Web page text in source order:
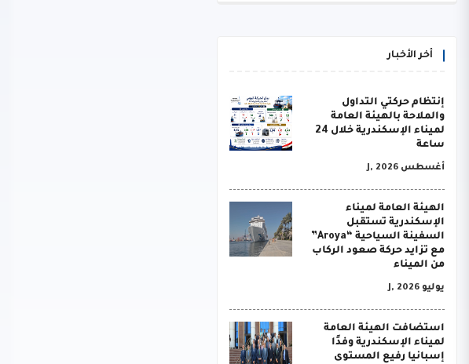
أخر الأخبار
إنتظام حركتي التداول
والملاحة بالهيئة العامة
لميناء الإسكندرية خلال 24
ساعة
أغسطس J, 2026
الهيئة العامة لميناء
الإسكندرية تستقبل
السفينة السياحية “Aroya”
مع تزايد حركة صعود الركاب
من الميناء
يوليو J, 2026
استضافت الهيئة العامة
لميناء الإسكندرية وفدًا
إسبانيا رفيع المستوى